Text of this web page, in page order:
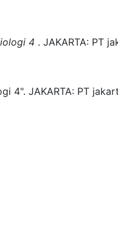
4 . JAKARTA: PT
4". JAKARTA: PT